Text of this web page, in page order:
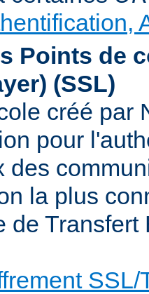
Points de
(SSL)
créé par
pour
des
la plus
de
SSL/